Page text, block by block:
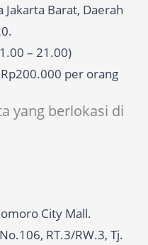
Jakarta Barat, Daerah
– 21.00)
per orang
yang berlokasi di
City Mall.
RT.3/RW.3, Tj.